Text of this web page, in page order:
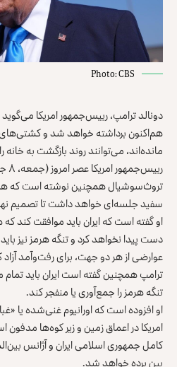
Photo: CBS
دونالد ترامپ، رییس‌جمهور امریکا می‌گوید
هم‌اکنون برداشته خواهد شد و
مانده‌اند، می‌توانند روند بازگشت به خانه
رییس‌جمهور امریکا عصر امروز (جمعه، ۸ جوزا) با نشر پستی از
تروث‌سوشیالهمچنین نوشته است که
سفید جلسه‌ای خواهد داشت تا تصمیم نهایی
او گفته است که ایران باید موافقت کند
دست پیدا نخواهد کرد و تنگه هرمز نیز
عوارضی از هر دو جهت، برای رفت‌و‌آمد
ترامپ همچنین گفته است ایران باید تمام
تنگه هرمز را جمع‌آوری یا منفجر کند.
او افزوده است که اورانیوم غنی‌شده یا
امریکا در اعماق زمین و زیر کوه‌ها
کامل جمهوری اسلامی ایران و آژانس
بین برده خواهد شد.